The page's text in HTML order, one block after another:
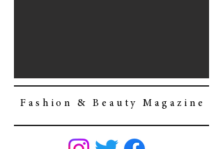
F a s h i o n & B e a u t y M a g a z i n e